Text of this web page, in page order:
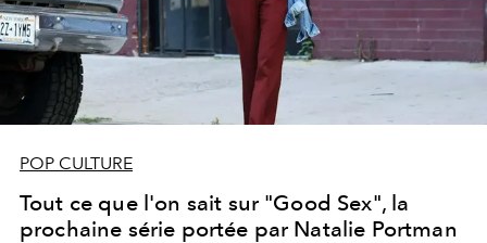
POP CULTURE
Tout ce que l'on sait sur "Good Sex", la
prochaine série portée par Natalie Portman